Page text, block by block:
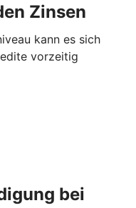
Zinsen
kann es sich
vorzeitig
bei